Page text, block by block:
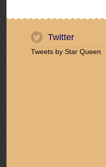
Twitter
Tweets by Star Queen